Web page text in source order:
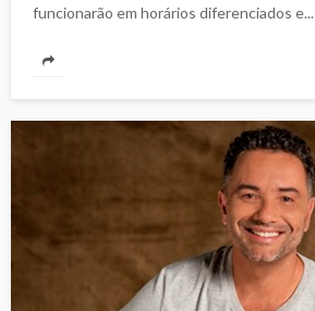
funcionarão em horários diferenciados e...